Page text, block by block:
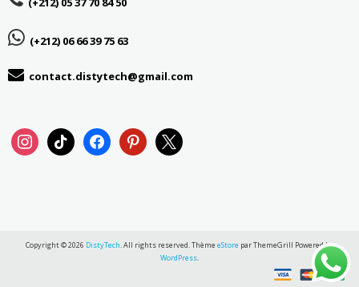
(+212) 06 66 39 75 63
contact.distytech@gmail.com
instagramtiktok facebookpinterest
x
Copyright © 2026 DistyTech. All rights reserved. Thème eStore par ThemeGrill Powered by
WordPress.